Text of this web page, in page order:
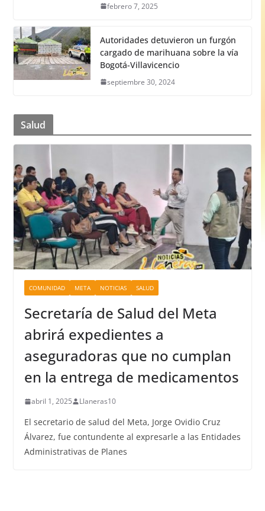
febrero 7, 2025
Autoridades detuvieron un furgón
cargado de marihuana sobre la vía
Bogotá-Villavicencio
septiembre 30, 2024
Salud
COMUNIDAD META NOTICIAS SALUD
Secretaría de Salud del Meta
abrirá expedientes a
aseguradoras que no cumplan
en la entrega de medicamentos
abril 1, 2025 Llaneras10
El secretario de salud del Meta, Jorge Ovidio Cruz
Álvarez, fue contundente al expresarle a las Entidades
Administrativas de Planes